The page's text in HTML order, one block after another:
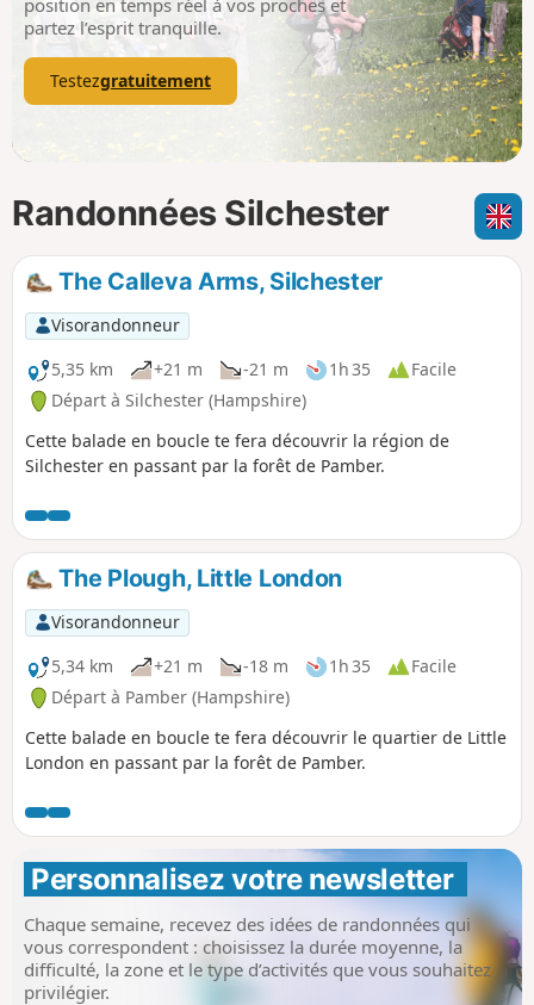
position en temps réel à vos proches et
partez l’esprit tranquille.
Testezgratuitement
Randonnées Silchester
The Calleva Arms, Silchester
Visorandonneur
5,35 km
+21 m -21 m 1h 35
Facile
Départ à Silchester (Hampshire)
Cette balade en boucle te fera découvrir la région de
Silchester en passant par la forêt de Pamber.
The Plough, Little London
Visorandonneur
5,34 km
+21 m -18 m 1h 35
Facile
Départ à Pamber (Hampshire)
Cette balade en boucle te fera découvrir le quartier de Little
London en passant par la forêt de Pamber.
Personnalisez votre newsletter
Chaque semaine, recevez des idées de randonnées qui
vous correspondent : choisissez la durée moyenne, la
difficulté, la zone et le type d’activités que vous souhaitez
privilégier.